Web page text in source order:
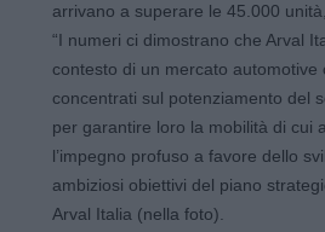
arrivano a superare le 45.000
“I numeri ci dimostrano che Arval
contesto di un mercato
concentrati sul potenziamento del
per garantire loro la mobilità di cui
l’impegno profuso a favore dello
ambiziosi obiettivi del piano
Arval Italia (nella foto).